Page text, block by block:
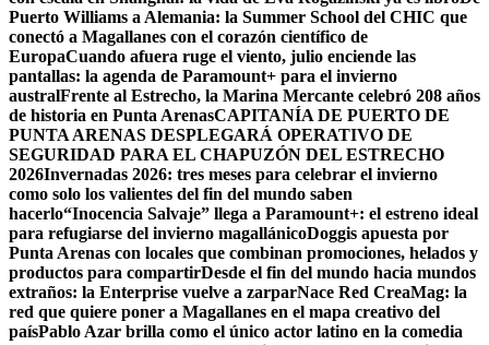
Puerto Williams a Alemania: la Summer School del CHIC que
conectó a Magallanes con el corazón científico de
EuropaCuando afuera ruge el viento, julio enciende las
pantallas: la agenda de Paramount+ para el invierno
australFrente al Estrecho, la Marina Mercante celebró 208 años
de historia en Punta ArenasCAPITANÍA DE PUERTO DE
PUNTA ARENAS DESPLEGARÁ OPERATIVO DE
SEGURIDAD PARA EL CHAPUZÓN DEL ESTRECHO
2026Invernadas 2026: tres meses para celebrar el invierno
como solo los valientes del fin del mundo saben
hacerlo“Inocencia Salvaje” llega a Paramount+: el estreno ideal
para refugiarse del invierno magallánicoDoggis apuesta por
Punta Arenas con locales que combinan promociones, helados y
productos para compartirDesde el fin del mundo hacia mundos
extraños: la Enterprise vuelve a zarparNace Red CreaMag: la
red que quiere poner a Magallanes en el mapa creativo del
paísPablo Azar brilla como el único actor latino en la comedia